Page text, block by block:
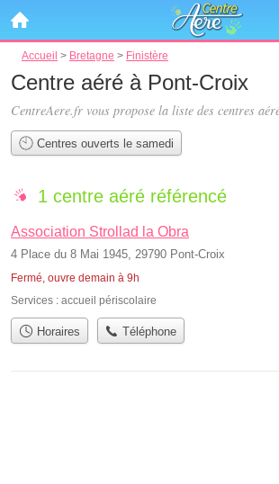
Accueil > Bretagne > Finistère
Centre aéré à Pont-Croix
CentreAere.fr vous propose la liste des centres
Centres ouverts le samedi
1 centre aéré référencé
Association Strollad la Obra
4 Place du 8 Mai 1945, 29790 Pont-Croix
Fermé, ouvre demain à 9h
Services : accueil périscolaire
Horaires Téléphone